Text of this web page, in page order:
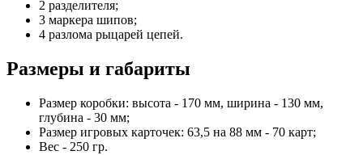
2 разделителя;
3 маркера шипов;
4 разлома рыцарей цепей.
Размеры и габариты
Размер коробки: высота - 170 мм, ширина - 130 мм,
глубина - 30 мм;
Размер игровых карточек: 63,5 на 88 мм - 70 карт;
Вес - 250 гр.